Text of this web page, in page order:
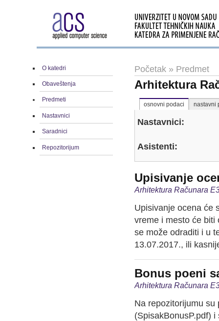
O katedri
Obaveštenja
Predmeti
Nastavnici
Saradnici
Repozitorijum
Početak » Predmet
Arhitektura
osnovni podaci nastavni
Nastavnici:
Asistenti:
Upisivanje
Arhitektura Računara
Upisivanje ocena će
vreme i mesto će biti
se može odraditi i u
13.07.2017., ili
Bonus poeni
Arhitektura Računara
Na repozitorijumu su
(SpisakBonusP.pdf)